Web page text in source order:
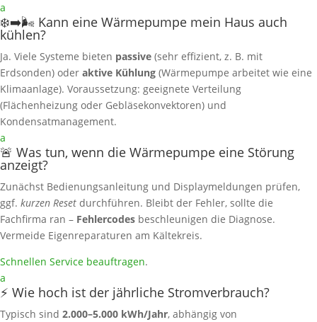
a
❄️➡️🌬️ Kann eine Wärmepumpe mein Haus auch
kühlen?
Ja. Viele Systeme bieten passive (sehr effizient, z. B. mit
Erdsonden) oder aktive Kühlung (Wärmepumpe arbeitet wie eine
Klimaanlage). Voraussetzung: geeignete Verteilung
(Flächenheizung oder Gebläsekonvektoren) und
Kondensatmanagement.
a
🚨 Was tun, wenn die Wärmepumpe eine Störung
anzeigt?
Zunächst Bedienungsanleitung und Displaymeldungen prüfen,
ggf. kurzen Reset durchführen. Bleibt der Fehler, sollte die
Fachfirma ran – Fehlercodes beschleunigen die Diagnose.
Vermeide Eigenreparaturen am Kältekreis.
Schnellen Service beauftragen.
a
⚡ Wie hoch ist der jährliche Stromverbrauch?
Typisch sind 2.000–5.000 kWh/Jahr, abhängig von